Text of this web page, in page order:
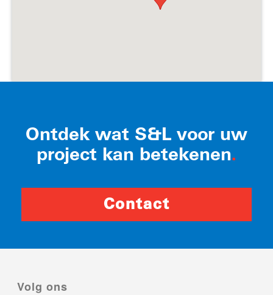
Ontdek wat S&L voor uw
project kan betekenen.
Contact
Volg ons